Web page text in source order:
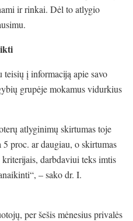
ir rinkai. Dėl to atlygio
į informaciją apie savo
grupėje mokamus vidurkius
atlyginimų skirtumas toje
proc. ar daugiau, o skirtumas
darbdaviui teks imtis
– sako dr. I.
per šešis mėnesius privalės